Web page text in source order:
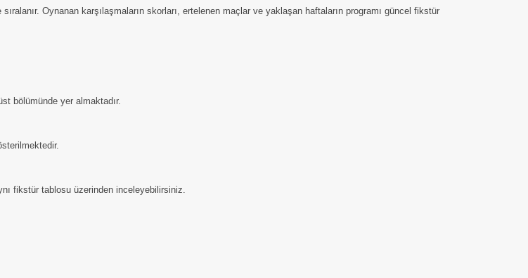
Oynanan karşılaşmaların skorları, ertelenen maçlar ve yaklaşan haftaların programı güncel fikstür
bölümünde yer almaktadır.
fikstür tablosu üzerinden inceleyebilirsiniz.